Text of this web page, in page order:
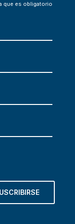
que es obligatorio